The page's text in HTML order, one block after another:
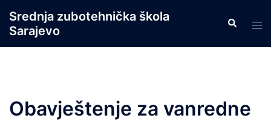
content
Srednja zubotehnička škola
Sarajevo
Search
Obavještenje za vanredne